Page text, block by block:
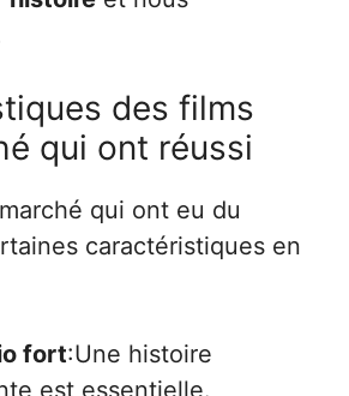
des films
qui ont réussi
qui ont eu du
caractéristiques en
fort:Une histoire
est essentielle.